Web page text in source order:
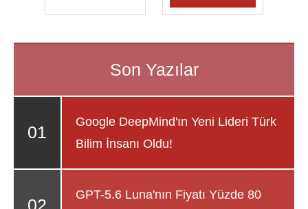
Google DeepMind'ın Yeni Lideri Türk
Bilim İnsanı Oldu!
GPT-5.6 Luna'nın Fiyatı Yüzde 80